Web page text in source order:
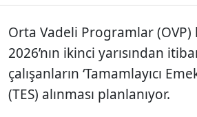
Orta Vadeli Programlar (OVP)
2026’nın ikinci yarısından
çalışanların ‘Tamamlayıcı
(TES) alınması planlanıyor.